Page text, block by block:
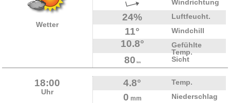
Wetter
Windrichtung
24% Luftfeucht.
11° Windchill
10.8°
Gefühlte
Temp.
80 km Sicht
18:00
Uhr
4.8° Temp.
0 mm
Niederschlag